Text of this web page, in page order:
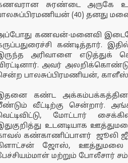
சுரண்டை அருகே
(40) தனது
கணவன்-மனைவி இடையே
கண்டித்தார்.
அரிவாளை
அவர் அலறிக்கொண்டு
பாலசுப்பிரமணியன்,
கண்ட அக்கம்பக்கத்தினர்
வீட்டிற்கு சென்றார்.
மோட்டார்
உடனடியாக
கண்காணிப்பாளர் ஜூலி
ஜோஸ்,
மற்றும் போலீசார்